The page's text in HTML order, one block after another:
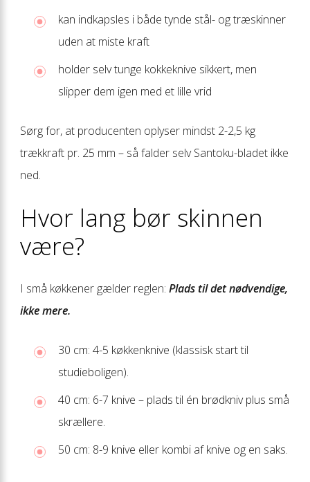
kan indkapsles i både tynde stål- og træskinner
uden at miste kraft
holder selv tunge kokkeknive sikkert, men
slipper dem igen med et lille vrid
Sørg for, at producenten oplyser mindst 2-2,5 kg
trækkraft pr. 25 mm – så falder selv Santoku-bladet ikke
ned.
Hvor lang bør skinnen
være?
I små køkkener gælder reglen: Plads til det nødvendige,
ikke mere.
30 cm: 4-5 køkkenknive (klassisk start til
studieboligen).
40 cm: 6-7 knive – plads til én brødkniv plus små
skrællere.
50 cm: 8-9 knive eller kombi af knive og en saks.